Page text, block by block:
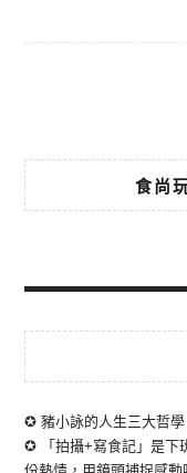
食尚
✪ 豬小詠的人生三大哲學
✪ 「拍攝+寫食記」是下